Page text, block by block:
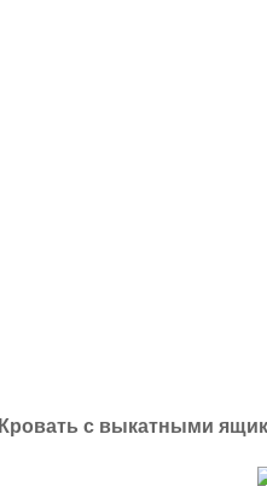
Кровать с выкатными